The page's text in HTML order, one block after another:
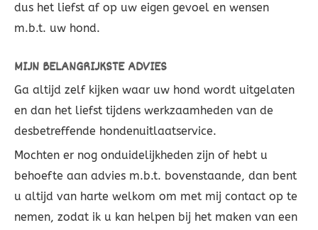
dus het liefst af op uw eigen gevoel en wensen
m.b.t. uw hond.
MIJN BELANGRIJKSTE ADVIES
Ga altijd zelf kijken waar uw hond wordt uitgelaten
en dan het liefst tijdens werkzaamheden van de
desbetreffende hondenuitlaatservice.
Mochten er nog onduidelijkheden zijn of hebt u
behoefte aan advies m.b.t. bovenstaande, dan bent
u altijd van harte welkom om met mij contact op te
nemen, zodat ik u kan helpen bij het maken van een